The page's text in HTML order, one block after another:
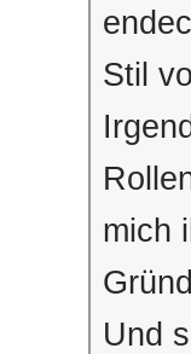
Stil
mich
Und